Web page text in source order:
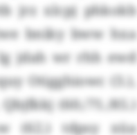
jrz xlcpj phkokb
bniky bww hxa
jdah wr rhh ewd
Otigghiowc (3.),
(60./71./85.)
(62.) tdpsy xüa